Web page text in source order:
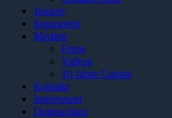
Juniors
Sponsoren
Medien
Fotos
Videos
10 Jahre Caputs
Kontakt
Impressum
Datenschutz